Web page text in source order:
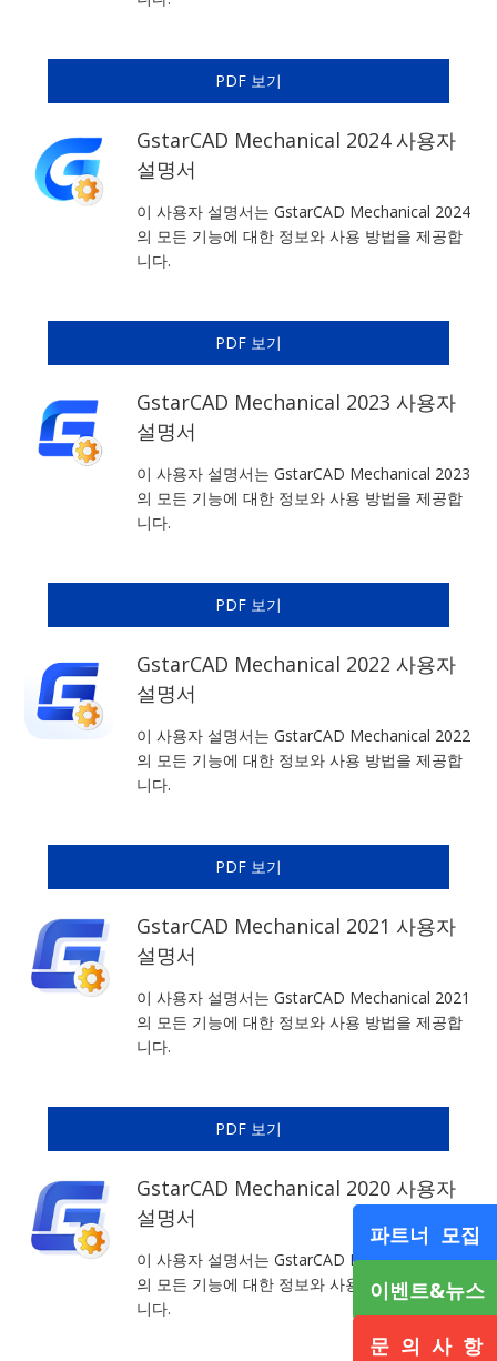
PDF 보기
GstarCAD Mechanical 2024 사용자
설명서
이 사용자 설명서는 GstarCAD Mechanical 2024
의 모든 기능에 대한 정보와 사용 방법을 제공합
니다.
PDF 보기
GstarCAD Mechanical 2023 사용자
설명서
이 사용자 설명서는 GstarCAD Mechanical 2023
의 모든 기능에 대한 정보와 사용 방법을 제공합
니다.
PDF 보기
GstarCAD Mechanical 2022 사용자
설명서
이 사용자 설명서는 GstarCAD Mechanical 2022
의 모든 기능에 대한 정보와 사용 방법을 제공합
니다.
PDF 보기
GstarCAD Mechanical 2021 사용자
설명서
이 사용자 설명서는 GstarCAD Mechanical 2021
의 모든 기능에 대한 정보와 사용 방법을 제공합
니다.
PDF 보기
GstarCAD Mechanical 2020 사용자
설명서
이 사용자 설명서는 GstarCAD Mechanical 2020
의 모든 기능에 대한 정보와 사용 방법을 제공합
니다.
파트너 모집
이벤트&뉴스
문 의 사 항